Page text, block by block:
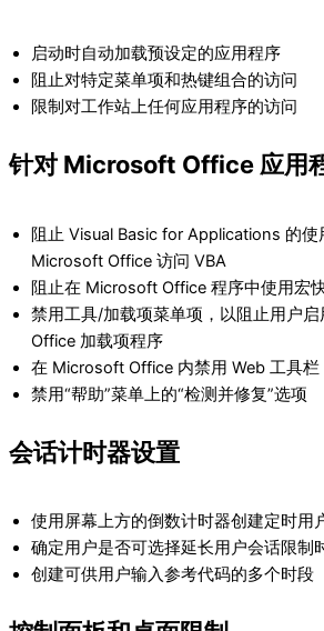
启动时自动加载预设定的应用程序
阻止对特定菜单项和热键组合的访问
限制对工作站上任何应用程序的访问
针对 Microsoft Office 应用
阻止 Visual Basic for Applications 的使
Microsoft Office 访问 VBA
阻止在 Microsoft Office 程序中使用宏
禁用工具/加载项菜单项，以阻止用户
Office 加载项程序
在 Microsoft Office 内禁用 Web 工具栏
禁用“帮助”菜单上的“检测并修复”选项
会话计时器设置
使用屏幕上方的倒数计时器创建定时用
确定用户是否可选择延长用户会话限制
创建可供用户输入参考代码的多个时段